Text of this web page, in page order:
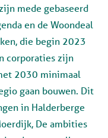
mede gebaseerd
en de Woondeal
die begin 2023
corporaties zijn
2030 minimaal
gaan bouwen. Dit
in Halderberge
De ambities